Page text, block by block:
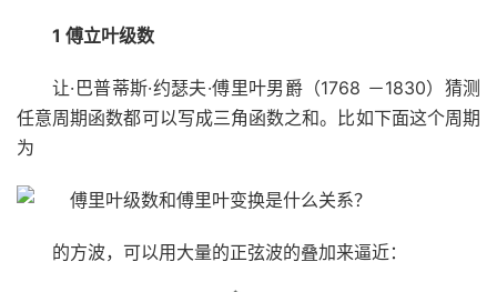
1 傅立叶级数
让·巴普蒂斯·约瑟夫·傅里叶男爵（1768 －1830）猜测
任意周期函数都可以写成三角函数之和。比如下面这个周期
为
的方波，可以用大量的正弦波的叠加来逼近：